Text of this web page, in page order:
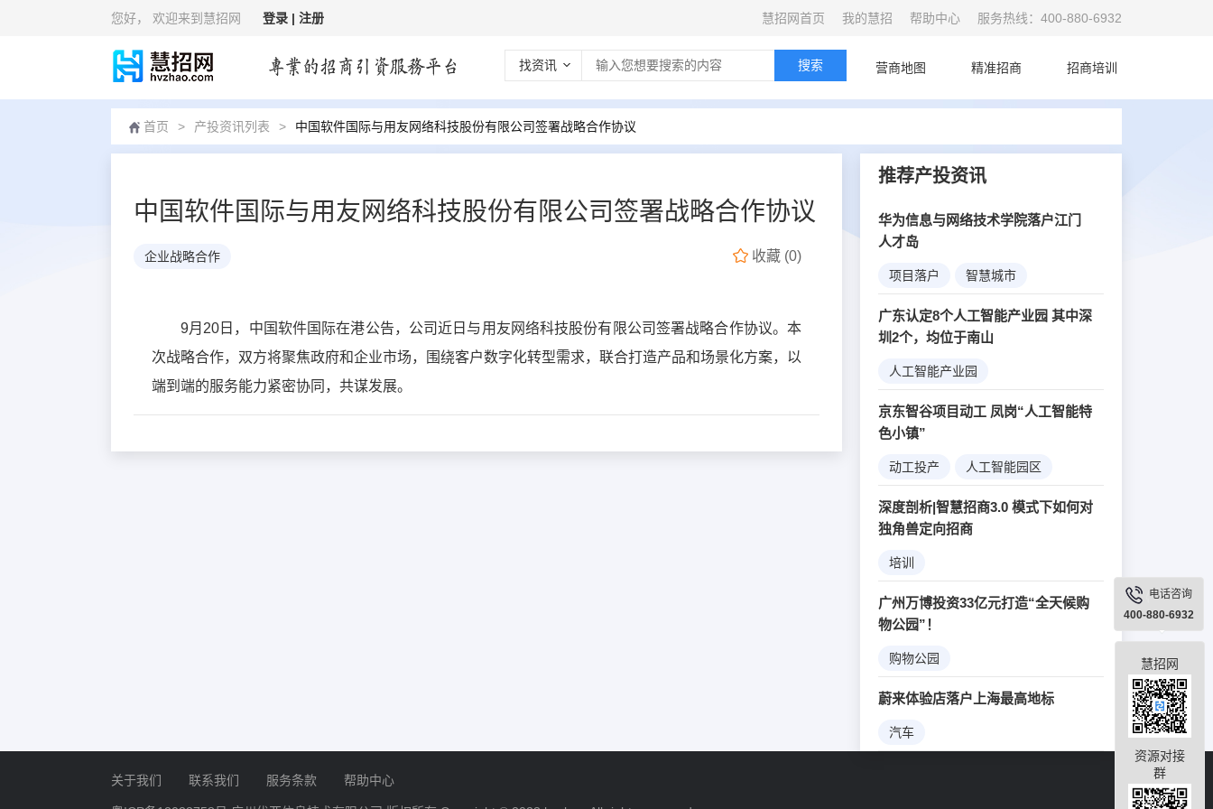
您好， 欢迎来到慧招网 登录 | 注册 慧招网首页 我的慧招 帮助中心 服务热线：400-880-6932
首页 营商地图 精准招商 招商培训
找资讯 搜索
首页 > 产投资讯列表 > 中国软件国际与用友网络科技股份有限公司签署战略合作协议
中国软件国际与用友网络科技股份有限公司签署战略合作协议
企业战略合作 收藏 (0)
9月20日，中国软件国际在港公告，公司近日与用友网络科技股份有限公司签署战略合作协议。本
次战略合作，双方将聚焦政府和企业市场，围绕客户数字化转型需求，联合打造产品和场景化方案，以
端到端的服务能力紧密协同，共谋发展。
推荐产投资讯
华为信息与网络技术学院落户江门
人才岛
项目落户 智慧城市
5G创新
广东认定8个人工智能产业园 其中深
圳2个，均位于南山
人工智能产业园
京东智谷项目动工 凤岗“人工智能特
色小镇”
动工投产 人工智能园区
大数据 机器人
深度剖析|智慧招商3.0 模式下如何对
独角兽定向招商
培训
广州万博投资33亿元打造“全天候购
物公园”！
购物公园
蔚来体验店落户上海最高地标
汽车
电话咨询
400-880-6932
慧招网
资源对接
群
关于我们 联系我们 服务条款 帮助中心